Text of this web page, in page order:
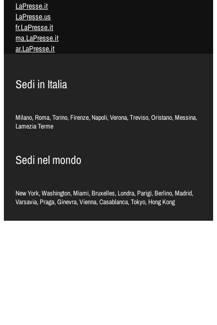
LaPresse.it
LaPresse.us
fr.LaPresse.it
ma.LaPresse.it
ar.LaPresse.it
Sedi in Italia
Milano, Roma, Torino, Firenze, Napoli, Verona, Treviso, Oristano, Messina,
Lamezia Terme
Sedi nel mondo
New York, Washington, Miami, Bruxelles, Londra, Parigi, Berlino, Madrid,
Varsavia, Praga, Ginevra, Vienna, Casablanca, Tokyo, Hong Kong